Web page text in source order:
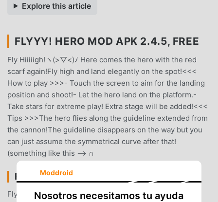
Explore this article
FLYYY! HERO MOD APK 2.4.5, FREE
Fly Hiiiiigh!ヽ(>▽<)ﾉ Here comes the hero with the red
scarf again!Fly high and land elegantly on the spot!<<<
How to play >>>- Touch the screen to aim for the landing
position and shoot!- Let the hero land on the platform.-
Take stars for extreme play! Extra stage will be added!<<<
Tips >>>The hero flies along the guideline extended from
the cannon!The guideline disappears on the way but you
can just assume the symmetrical curve after that!
(something like this --> ∩
FLYYY! HERO INTRODUCCIÓN
Flyyy! Hero Como un juego de casual muy popular
Moddroid
Nosotros necesitamos tu ayuda